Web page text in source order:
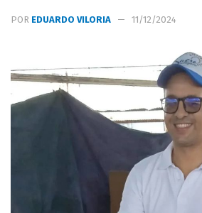
POR EDUARDO VILORIA 11/12/2024